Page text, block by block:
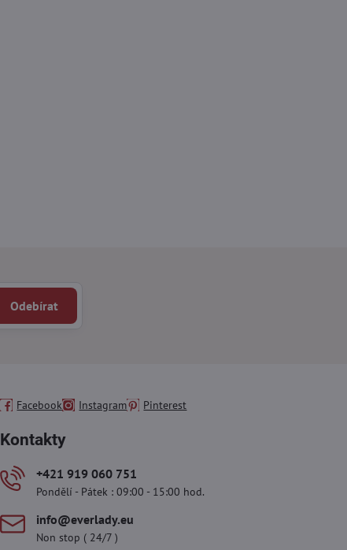
Odebírat
Facebook Instagram Pinterest
Kontakty
+421 919 060 751
Pondělí - Pátek : 09:00 - 15:00 hod.
info​@everlady​.eu
Non stop ( 24/7 )